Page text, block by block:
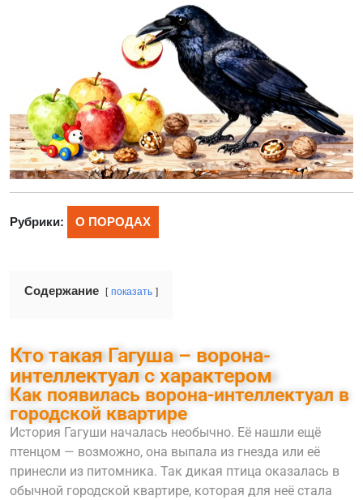
Рубрики: О ПОРОДАХ
Содержание показать
Кто такая Гагуша – ворона-
интеллектуал с характером
Как появилась ворона-интеллектуал в
городской квартире
История Гагуши началась необычно. Её нашли ещё
птенцом — возможно, она выпала из гнезда или её
принесли из питомника. Так дикая птица оказалась в
обычной городской квартире, которая для неё стала